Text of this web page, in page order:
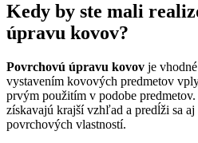
Kedy by ste mali
úpravu kovov?
Povrchovú úpravu kovov je
vystavením kovových predmetov
prvým použitím v podobe
získavajú krajší vzhľad a predĺži sa
povrchových vlastností.